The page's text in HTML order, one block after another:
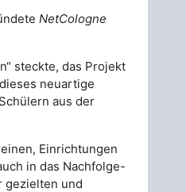
NetCologne
steckte, das Projekt
neuartige
aus der
Einrichtungen
in das Nachfolge-
gezielten und